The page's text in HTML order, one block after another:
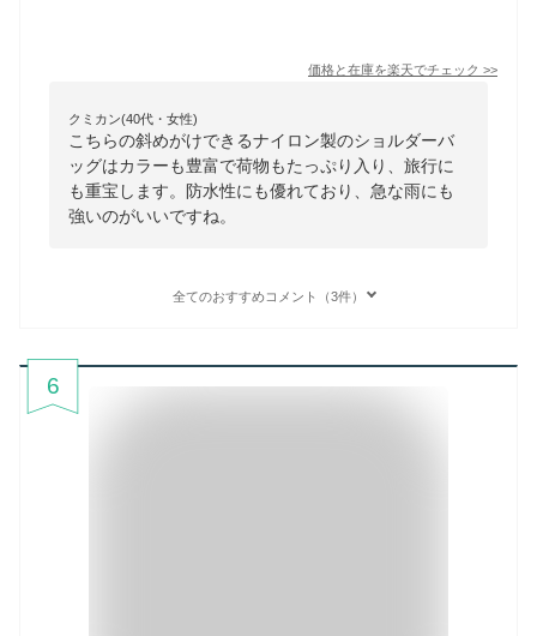
価格と在庫を楽天でチェック >>
クミカン(40代・女性)
こちらの斜めがけできるナイロン製のショルダーバ
ッグはカラーも豊富で荷物もたっぷり入り、旅行に
も重宝します。防水性にも優れており、急な雨にも
強いのがいいですね。
全てのおすすめコメント（3件）
6